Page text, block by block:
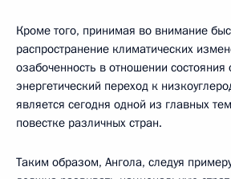
Кроме того, принимая во внимание
распространение климатических
озабоченность в отношении
энергетический переход к
является сегодня одной из главных
повестке различных стран.
Таким образом, Ангола, следуя